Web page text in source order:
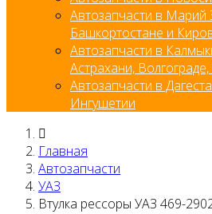
Автозапчасти в Марий
Башкортостане и
Автозапчасти в
Астрахани,
Автозапчасти в
Ингушетии
Главная
Автозапчасти
УАЗ
Втулка рессоры УАЗ 469-